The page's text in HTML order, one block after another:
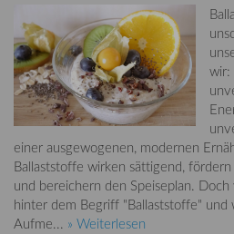
wir:
einer ausgewogenen, modernen
Ballaststoffe wirken sättigend,
und bereichern den Speiseplan.
hinter dem Begriff "Ballaststoffe"
Aufme... » Weiterlesen